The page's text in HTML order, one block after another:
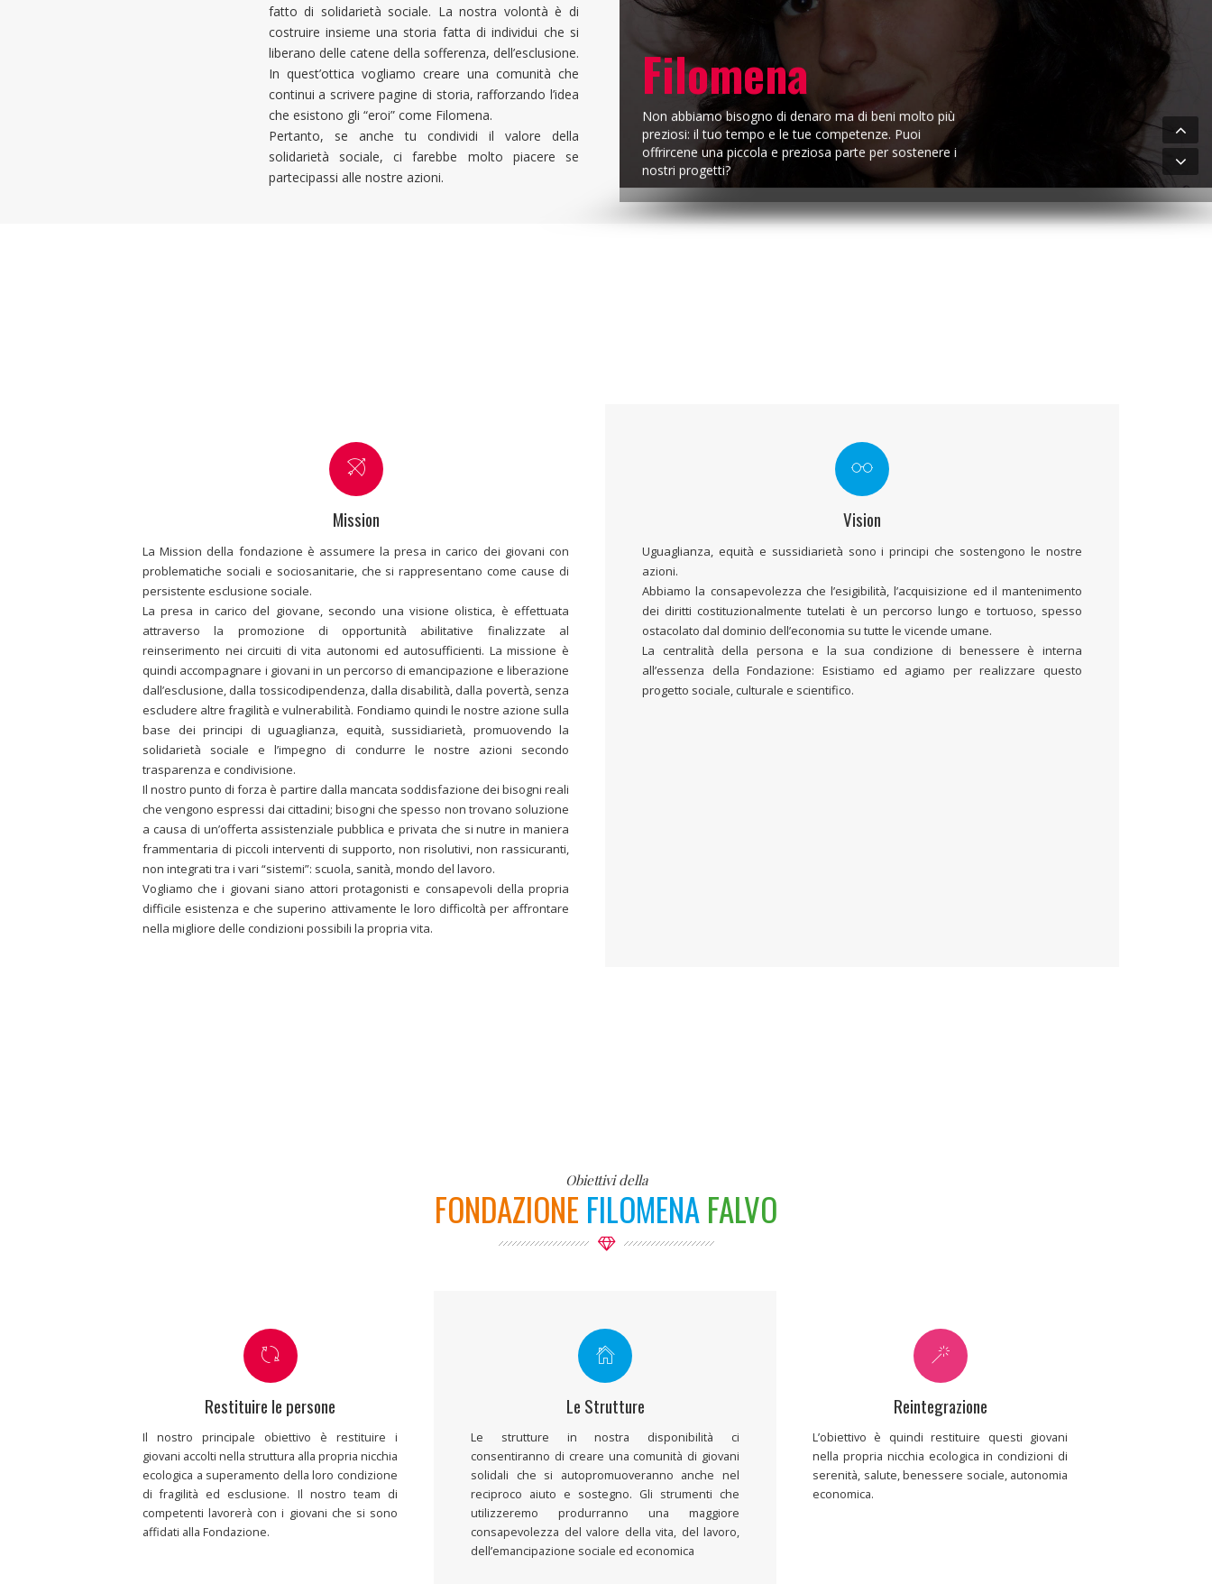
fatto di solidarietà sociale. La nostra volontà è di
costruire insieme una storia fatta di individui che si
liberano delle catene della sofferenza, dell’esclusione.
In quest’ottica vogliamo creare una comunità che
continui a scrivere pagine di storia, rafforzando l’idea
che esistono gli “eroi” come Filomena.
Pertanto, se anche tu condividi il valore della
solidarietà sociale, ci farebbe molto piacere se
partecipassi alle nostre azioni.
Filomena
Non abbiamo bisogno di denaro ma di beni molto più
preziosi: il tuo tempo e le tue competenze. Puoi
offrircene una piccola e preziosa parte per sostenere i
nostri progetti?
Mission
La Mission della fondazione è assumere la presa in carico dei giovani con
problematiche sociali e sociosanitarie, che si rappresentano come cause di
persistente esclusione sociale.
La presa in carico del giovane, secondo una visione olistica, è effettuata
attraverso la promozione di opportunità abilitative finalizzate al
reinserimento nei circuiti di vita autonomi ed autosufficienti. La missione è
quindi accompagnare i giovani in un percorso di emancipazione e liberazione
dall’esclusione, dalla tossicodipendenza, dalla disabilità, dalla povertà, senza
escludere altre fragilità e vulnerabilità. Fondiamo quindi le nostre azione sulla
base dei principi di uguaglianza, equità, sussidiarietà, promuovendo la
solidarietà sociale e l’impegno di condurre le nostre azioni secondo
trasparenza e condivisione.
Il nostro punto di forza è partire dalla mancata soddisfazione dei bisogni reali
che vengono espressi dai cittadini; bisogni che spesso non trovano soluzione
a causa di un’offerta assistenziale pubblica e privata che si nutre in maniera
frammentaria di piccoli interventi di supporto, non risolutivi, non rassicuranti,
non integrati tra i vari “sistemi”: scuola, sanità, mondo del lavoro.
Vogliamo che i giovani siano attori protagonisti e consapevoli della propria
difficile esistenza e che superino attivamente le loro difficoltà per affrontare
nella migliore delle condizioni possibili la propria vita.
Vision
Uguaglianza, equità e sussidiarietà sono i principi che sostengono le nostre
azioni.
Abbiamo la consapevolezza che l’esigibilità, l’acquisizione ed il mantenimento
dei diritti costituzionalmente tutelati è un percorso lungo e tortuoso, spesso
ostacolato dal dominio dell’economia su tutte le vicende umane.
La centralità della persona e la sua condizione di benessere è interna
all’essenza della Fondazione: Esistiamo ed agiamo per realizzare questo
progetto sociale, culturale e scientifico.
Obiettivi della
FONDAZIONE FILOMENAFALVO
Restituire le persone
Il nostro principale obiettivo è restituire i
giovani accolti nella struttura alla propria nicchia
ecologica a superamento della loro condizione
di fragilità ed esclusione. Il nostro team di
competenti lavorerà con i giovani che si sono
affidati alla Fondazione.
Le Strutture
Le strutture in nostra disponibilità ci
consentiranno di creare una comunità di giovani
solidali che si autopromuoveranno anche nel
reciproco aiuto e sostegno. Gli strumenti che
utilizzeremo produrranno una maggiore
consapevolezza del valore della vita, del lavoro,
dell’emancipazione sociale ed economica
Reintegrazione
L’obiettivo è quindi restituire questi giovani
nella propria nicchia ecologica in condizioni di
serenità, salute, benessere sociale, autonomia
economica.